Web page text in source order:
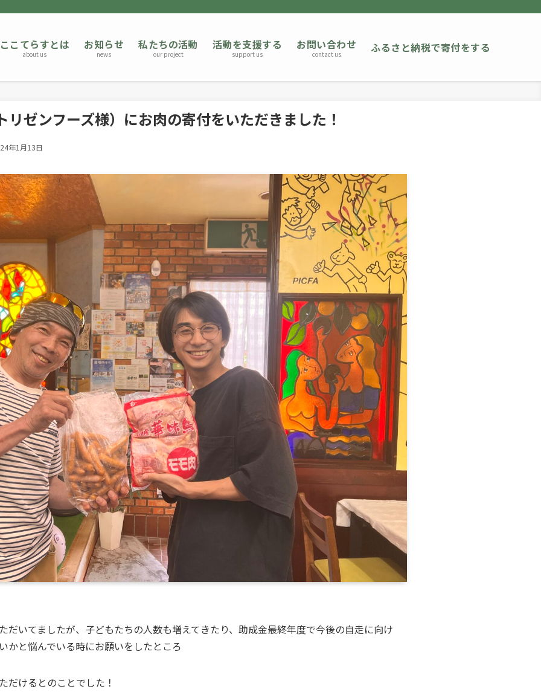
ここてらすとは
about us
お知らせ
news
私たちの活動
our project
活動を支援する
support us
お問い合わせ
contact us ふるさと納税で寄付をする
リゼンフーズ様）にお肉の寄付をいただきました！
年1月13日
だいてましたが、子どもたちの人数も増えてきたり、助成金最終年度で今後の自走に向け
かと悩んでいる時にお願いをしたところ
だけるとのことでした！